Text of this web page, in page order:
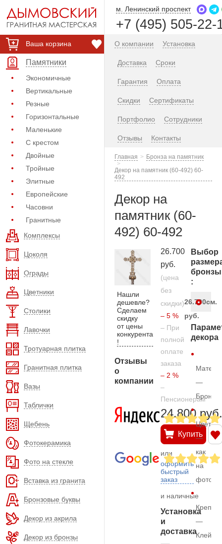
Ваша корзина
Памятники
Экономичные
Вертикальные
Резные
Горизонтальные
Маленькие
С крестом
Двойные
Тройные
Элитные
Европейские
Часовни
Гранитные
Комплексы
Цоколя
Ограды
Цветники
Столики
Лавочки
Тротуарная плитка
Гранитная плитка
Вазы
Таблички
Щебень
Фотокерамика
Фото на стекле
Вставка из гранита
Бронзовые буквы
Декор из акрила
Декор из бронзы
м. Ленинский проспект
+7 (495) 505-22-
О компании Установка
Доставка Сроки
Гарантия Оплата
Скидки Сертификаты
Портфолио Сотрудники
Отзывы Контакты
Главная
Бронза на памятник
Декор на памятник (60-492) 60-
492
Декор на
памятник (60-
492) 60-492
Нашли
дешевле?
Сделаем
скидку
от цены
конкурента
!
Отзывы
о
компании
26.700
руб.
(цена
без
скидки)
– 5 %
– При
полной
оплате
заказа
– 2 %
–
Пенсионерам
24.800 руб.
Купить
или
оформить
быстрый
заказ
и наличные
Установка
и
доставка
Выбор
бронзы
:
26.700
руб.
см.
декора
—
Бронза
Цвет
—
как
на
фото
—
Клей